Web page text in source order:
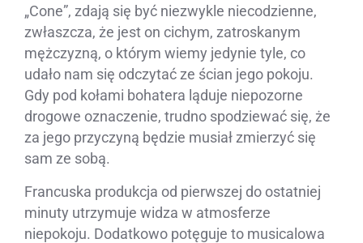
„Cone”, zdają się być niezwykle niecodzienne,
zwłaszcza, że jest on cichym, zatroskanym
mężczyzną, o którym wiemy jedynie tyle, co
udało nam się odczytać ze ścian jego pokoju.
Gdy pod kołami bohatera ląduje niepozorne
drogowe oznaczenie, trudno spodziewać się, że
za jego przyczyną będzie musiał zmierzyć się
sam ze sobą.
Francuska produkcja od pierwszej do ostatniej
minuty utrzymuje widza w atmosferze
niepokoju. Dodatkowo potęguje to musicalowa